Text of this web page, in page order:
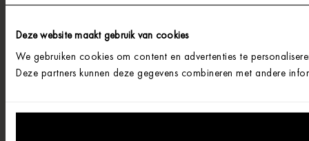
Deze website maakt gebruik van cookies
We gebruiken cookies om content en advertenties te
Deze partners kunnen deze gegevens combineren met andere